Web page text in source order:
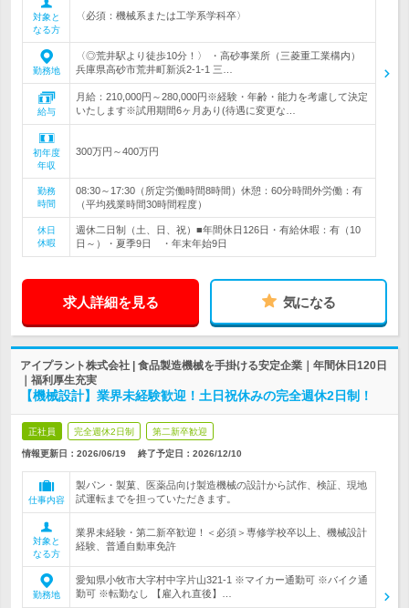
対象と
なる方
〈必須：機械系または工学系学科卒〉
勤務地
〈◎荒井駅より徒歩10分！〉 ・高砂事業所（三菱重工業構内）
兵庫県高砂市荒井町新浜2-1-1 三…
給与
月給：210,000円～280,000円※経験・年齢・能力を考慮して決定
いたします※試用期間6ヶ月あり(待遇に変更な…
初年度
年収
300万円～400万円
勤務
時間
08:30～17:30（所定労働時間8時間）休憩：60分時間外労働：有
（平均残業時間30時間程度）
休日
休暇
週休二日制（土、日、祝）■年間休日126日・有給休暇：有（10
日～）・夏季9日 ・年末年始9日
求人詳細を見る 気になる
アイプラント株式会社 | 食品製造機械を手掛ける安定企業｜年間休日120日
｜福利厚生充実
【機械設計】業界未経験歓迎！土日祝休みの完全週休2日制！
正社員 完全週休2日制 第二新卒歓迎
情報更新日：2026/06/19 終了予定日： 2026/12/10
仕事内容
製パン・製菓、医薬品向け製造機械の設計から試作、検証、現地
試運転までを担っていただきます。
対象と
なる方
業界未経験・第二新卒歓迎！＜必須＞専修学校卒以上、機械設計
経験、普通自動車免許
勤務地
愛知県小牧市大字村中字片山321-1 ※マイカー通勤可 ※バイク通
勤可 ※転勤なし 【雇入れ直後】…